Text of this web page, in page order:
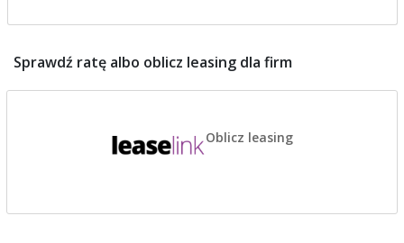
Sprawdź ratę albo oblicz leasing dla firm
Oblicz leasing